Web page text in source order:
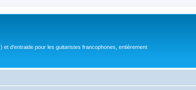
d'entraide pour les guitaristes francophones, entièrement